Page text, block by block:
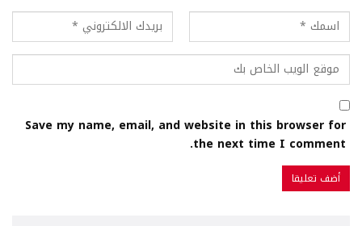
Save my name, email, and website in this browser for
the next time I comment.